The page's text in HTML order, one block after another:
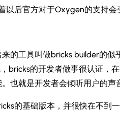
以后官方对于Oxygen的支持会
的工具叫做bricks builder的
bricks的开发者做事很认证，
也就是开发者会倾听用户的声
的基础版本，并很快在不到